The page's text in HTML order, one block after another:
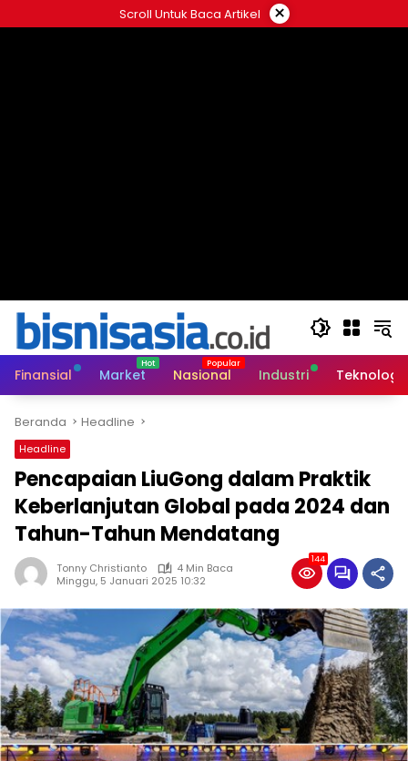
ke
Scroll Untuk Baca Artikel ×
Finansial Market Nasional Industri Teknologi
Beranda Headline
Headline
Pencapaian LiuGong dalam Praktik
Keberlanjutan Global pada 2024 dan
Tahun-Tahun Mendatang
Tonny Christianto
4 Min Baca
Minggu, 5 Januari 2025 10:32
144